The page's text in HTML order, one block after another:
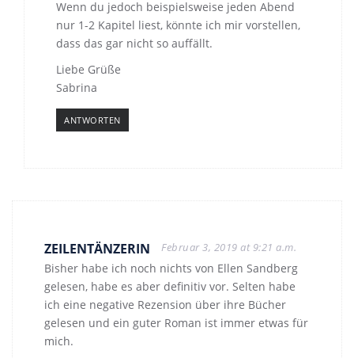
Wenn du jedoch beispielsweise jeden Abend
nur 1-2 Kapitel liest, könnte ich mir vorstellen,
dass das gar nicht so auffällt.
Liebe Grüße
Sabrina
ANTWORTEN
ZEILENTÄNZERIN Februar 3, 2019 at 9:21 a.m.
Bisher habe ich noch nichts von Ellen Sandberg
gelesen, habe es aber definitiv vor. Selten habe
ich eine negative Rezension über ihre Bücher
gelesen und ein guter Roman ist immer etwas für
mich.